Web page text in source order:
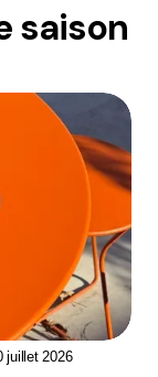
saison
juillet 2026